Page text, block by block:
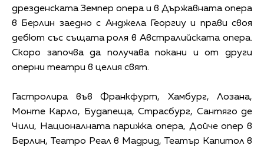
дрезденската Земпер опера и в Държавната опера
в Берлин заедно с Анджела Георгиу и прави своя
дебют със същата роля в Австралийската опера.
Скоро започва да получава покани и от други
оперни театри в целия свят.
Гастролира във Франкфурт, Хамбург, Лозана,
Монте Карло, Будапеща, Страсбург, Сантяго де
Чили, Националната парижка опера, Дойче опер в
Берлин, Театро Реал в Мадрид, Театър Капитол в